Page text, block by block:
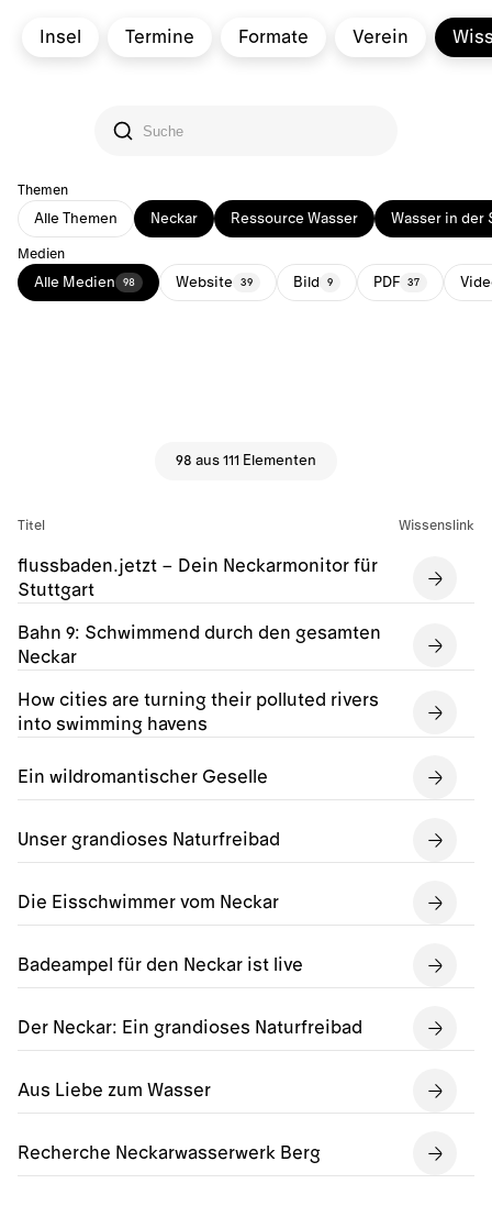
Insel Termine Formate Verein
Themen
Alle Themen Neckar Ressource Wasser Wasser in der
Medien
Alle Medien 98 Website 39 Bild 9 PDF 37
98 aus 111 Elementen
Titel Wissenslink
flussbaden.jetzt – Dein Neckarmonitor für
Stuttgart
Bahn 9: Schwimmend durch den gesamten
Neckar
How cities are turning their polluted rivers
into swimming havens
Ein wildromantischer Geselle
Unser grandioses Naturfreibad
Die Eisschwimmer vom Neckar
Badeampel für den Neckar ist live
Der Neckar: Ein grandioses Naturfreibad
Aus Liebe zum Wasser
Recherche Neckarwasserwerk Berg